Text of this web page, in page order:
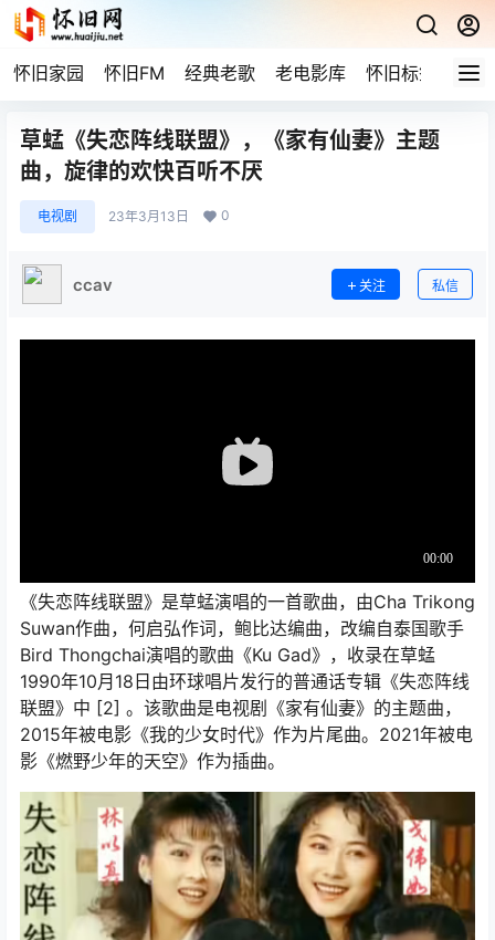
怀旧家园 怀旧FM 经典老歌 老电影库 怀旧标签 网
草蜢《失恋阵线联盟》，《家有仙妻》主题
曲，旋律的欢快百听不厌
电视剧 23年3月13日 0
ccav 关注 私信
《失恋阵线联盟》是草蜢演唱的一首歌曲，由Cha Trikong
Suwan作曲，何启弘作词，鲍比达编曲，改编自泰国歌手
Bird Thongchai演唱的歌曲《Ku Gad》，收录在草蜢
1990年10月18日由环球唱片发行的普通话专辑《失恋阵线
联盟》中 [2] 。该歌曲是电视剧《家有仙妻》的主题曲，
2015年被电影《我的少女时代》作为片尾曲。2021年被电
影《燃野少年的天空》作为插曲。